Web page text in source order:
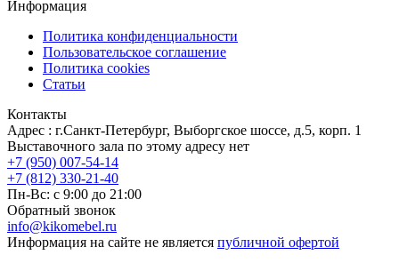
Информация
Политика конфиденциальности
Пользовательское соглашение
Политика cookies
Статьи
Контакты
Адрес : г.Санкт-Петербург, Выборгское шоссе, д.5, корп. 1
Выставочного зала по этому адресу нет
+7 (950) 007-54-14
+7 (812) 330-21-40
Пн-Вс: с 9:00 до 21:00
Обратный звонок
info@kikomebel.ru
Информация на сайте не является публичной офертой